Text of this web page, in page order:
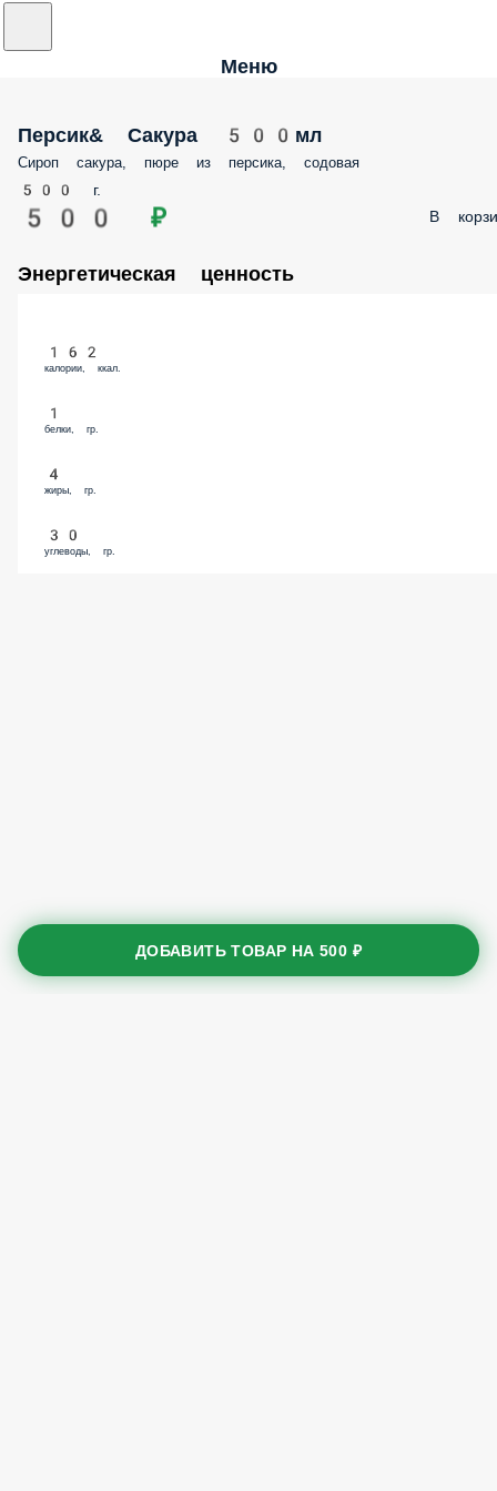
Меню
Персик& Сакура 500мл
Сироп сакура, пюре из персика, содовая
500 г.
500 ₽ В
Энергетическая ценность
162
калории, ккал.
1
белки, гр.
4
жиры, гр.
30
углеводы, гр.
ДОБАВИТЬ ТОВАР НА500 ₽